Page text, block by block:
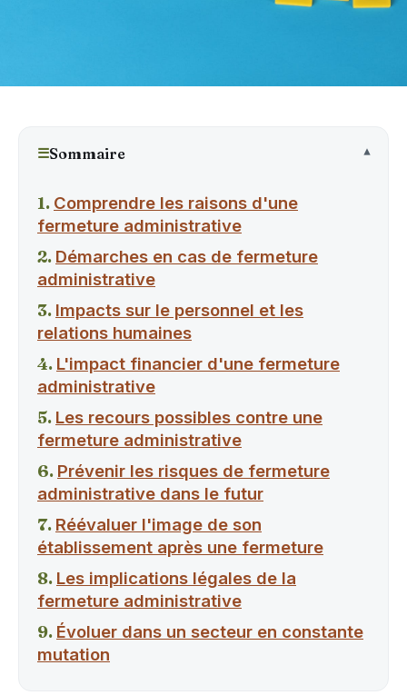
☰Sommaire
Comprendre les raisons d'une
fermeture administrative
Démarches en cas de fermeture
administrative
Impacts sur le personnel et les
relations humaines
L'impact financier d'une fermeture
administrative
Les recours possibles contre une
fermeture administrative
Prévenir les risques de fermeture
administrative dans le futur
Réévaluer l'image de son
établissement après une fermeture
Les implications légales de la
fermeture administrative
Évoluer dans un secteur en constante
mutation